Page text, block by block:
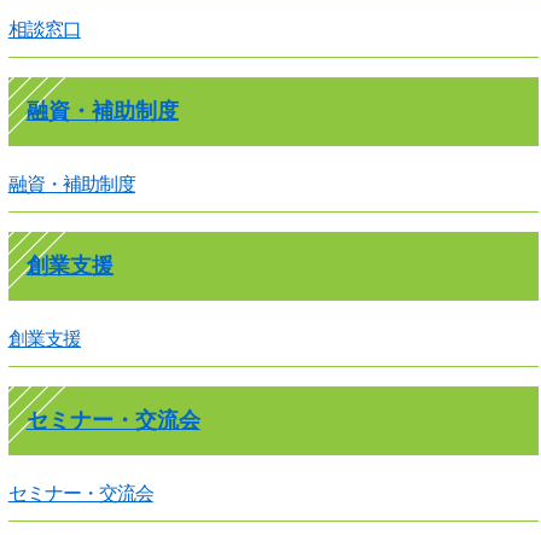
相談窓口
融資・補助制度
融資・補助制度
創業支援
創業支援
セミナー・交流会
セミナー・交流会